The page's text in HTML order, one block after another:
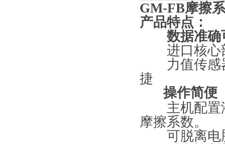
GM-FB摩擦
产品特点：
数据准确
进口核心
力值传感器
捷
操作简便
主机配置液
摩擦系数。
可脱离电